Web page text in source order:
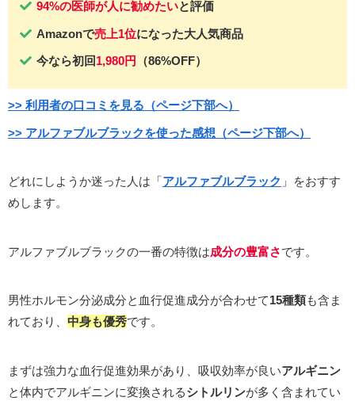
94%の医師が人に勧めたいと評価
Amazonで売上1位になった大人気商品
今なら初回1,980円 （86%OFF）
>> 利用者の口コミを見る（ページ下部へ）
>> アルファブルブラックを使った感想（ページ下部へ）
どれにしようか迷った人は「アルファブルブラック 」をおすす
めします。
アルファブルブラックの一番の特徴は成分の豊富さです。
男性ホルモン分泌成分と血行促進成分が合わせて15種類も含ま
れており、 中身も優秀です。
まずは強力な血行促進効果があり、吸収効率が良いアルギニン
と体内でアルギニンに変換されるシトルリンが多く含まれてい